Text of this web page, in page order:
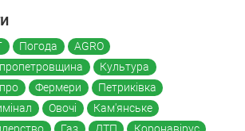
Погода
AGRO
Культура
Фермери
Петриківка
Овочі
Кам'янське